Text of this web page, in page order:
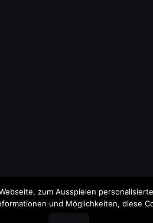
zum Ausspielen
und Möglichkeiten, diese